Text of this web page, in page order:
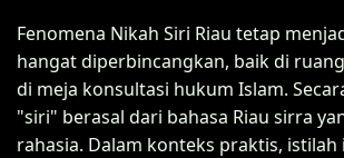
Fenomena Nikah Siri Riau tetap
hangat diperbincangkan, baik di
di meja konsultasi hukum Islam.
"siri" berasal dari bahasa Riau sirra
rahasia. Dalam konteks praktis,